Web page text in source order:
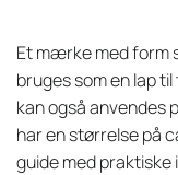
Et mærke med form
bruges som en lap
kan også anvendes
har en størrelse på
guide med